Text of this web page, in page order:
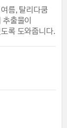
름, 탈리다쿰
출물이
록 도와줍니다.